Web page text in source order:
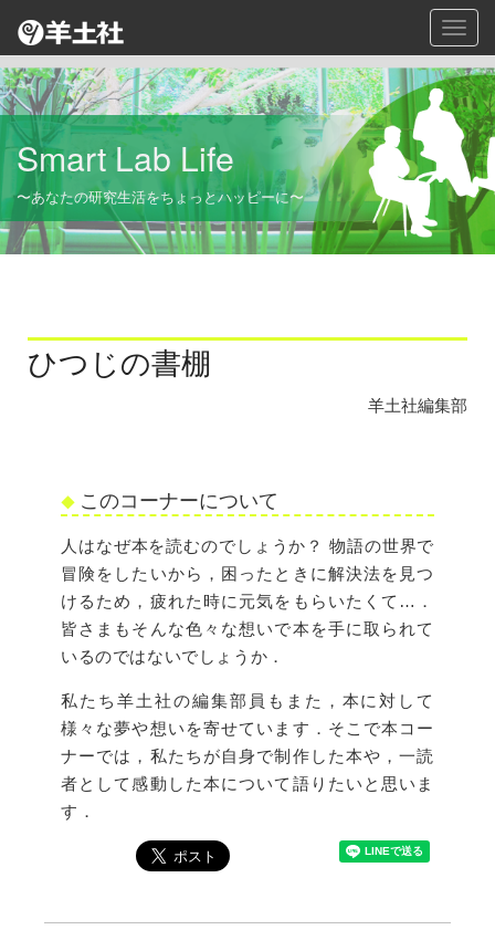
Smart Lab Life
〜あなたの研究生活をちょっとハッピーに〜
ひつじの書棚
羊土社編集部
このコーナーについて
人はなぜ本を読むのでしょうか？ 物語の世界で
冒険をしたいから，困ったときに解決法を見つ
けるため，疲れた時に元気をもらいたくて…．
皆さまもそんな色々な想いで本を手に取られて
いるのではないでしょうか．
私たち羊土社の編集部員もまた，本に対して
様々な夢や想いを寄せています．そこで本コー
ナーでは，私たちが自身で制作した本や，一読
者として感動した本について語りたいと思いま
す．